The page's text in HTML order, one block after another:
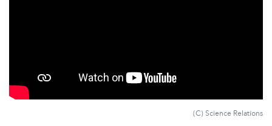
(C) Science Relations